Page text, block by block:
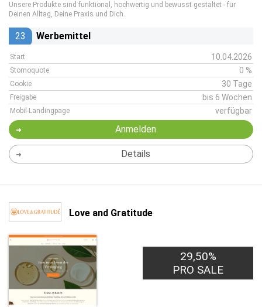
Unsere Produkte sind funktional, hochwertig und bewusst gestaltet - für
Deinen Alltag, Deine Praxis und Dich.
23 Werbemittel
Start 10.04.2026
Stornoquote 0 %
Cookie 30 Tage
Freigabe bis 6 Wochen
Mobil-Landingpage verfügbar
Anmelden
Details
Love and Gratitude
29,50%
PRO SALE